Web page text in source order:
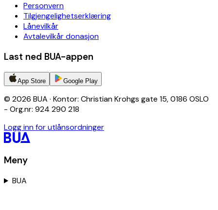
Personvern
Tilgjengelighetserklæring
Lånevilkår
Avtalevilkår donasjon
Last ned BUA-appen
App Store Google Play
© 2026 BUA · Kontor: Christian Krohgs gate 15, 0186 OSLO
- Org.nr: 924 290 218
Logg inn for utlånsordninger
Meny
BUA